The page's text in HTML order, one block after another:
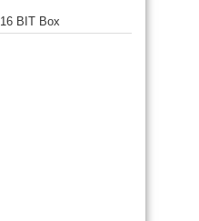
16 BIT Box